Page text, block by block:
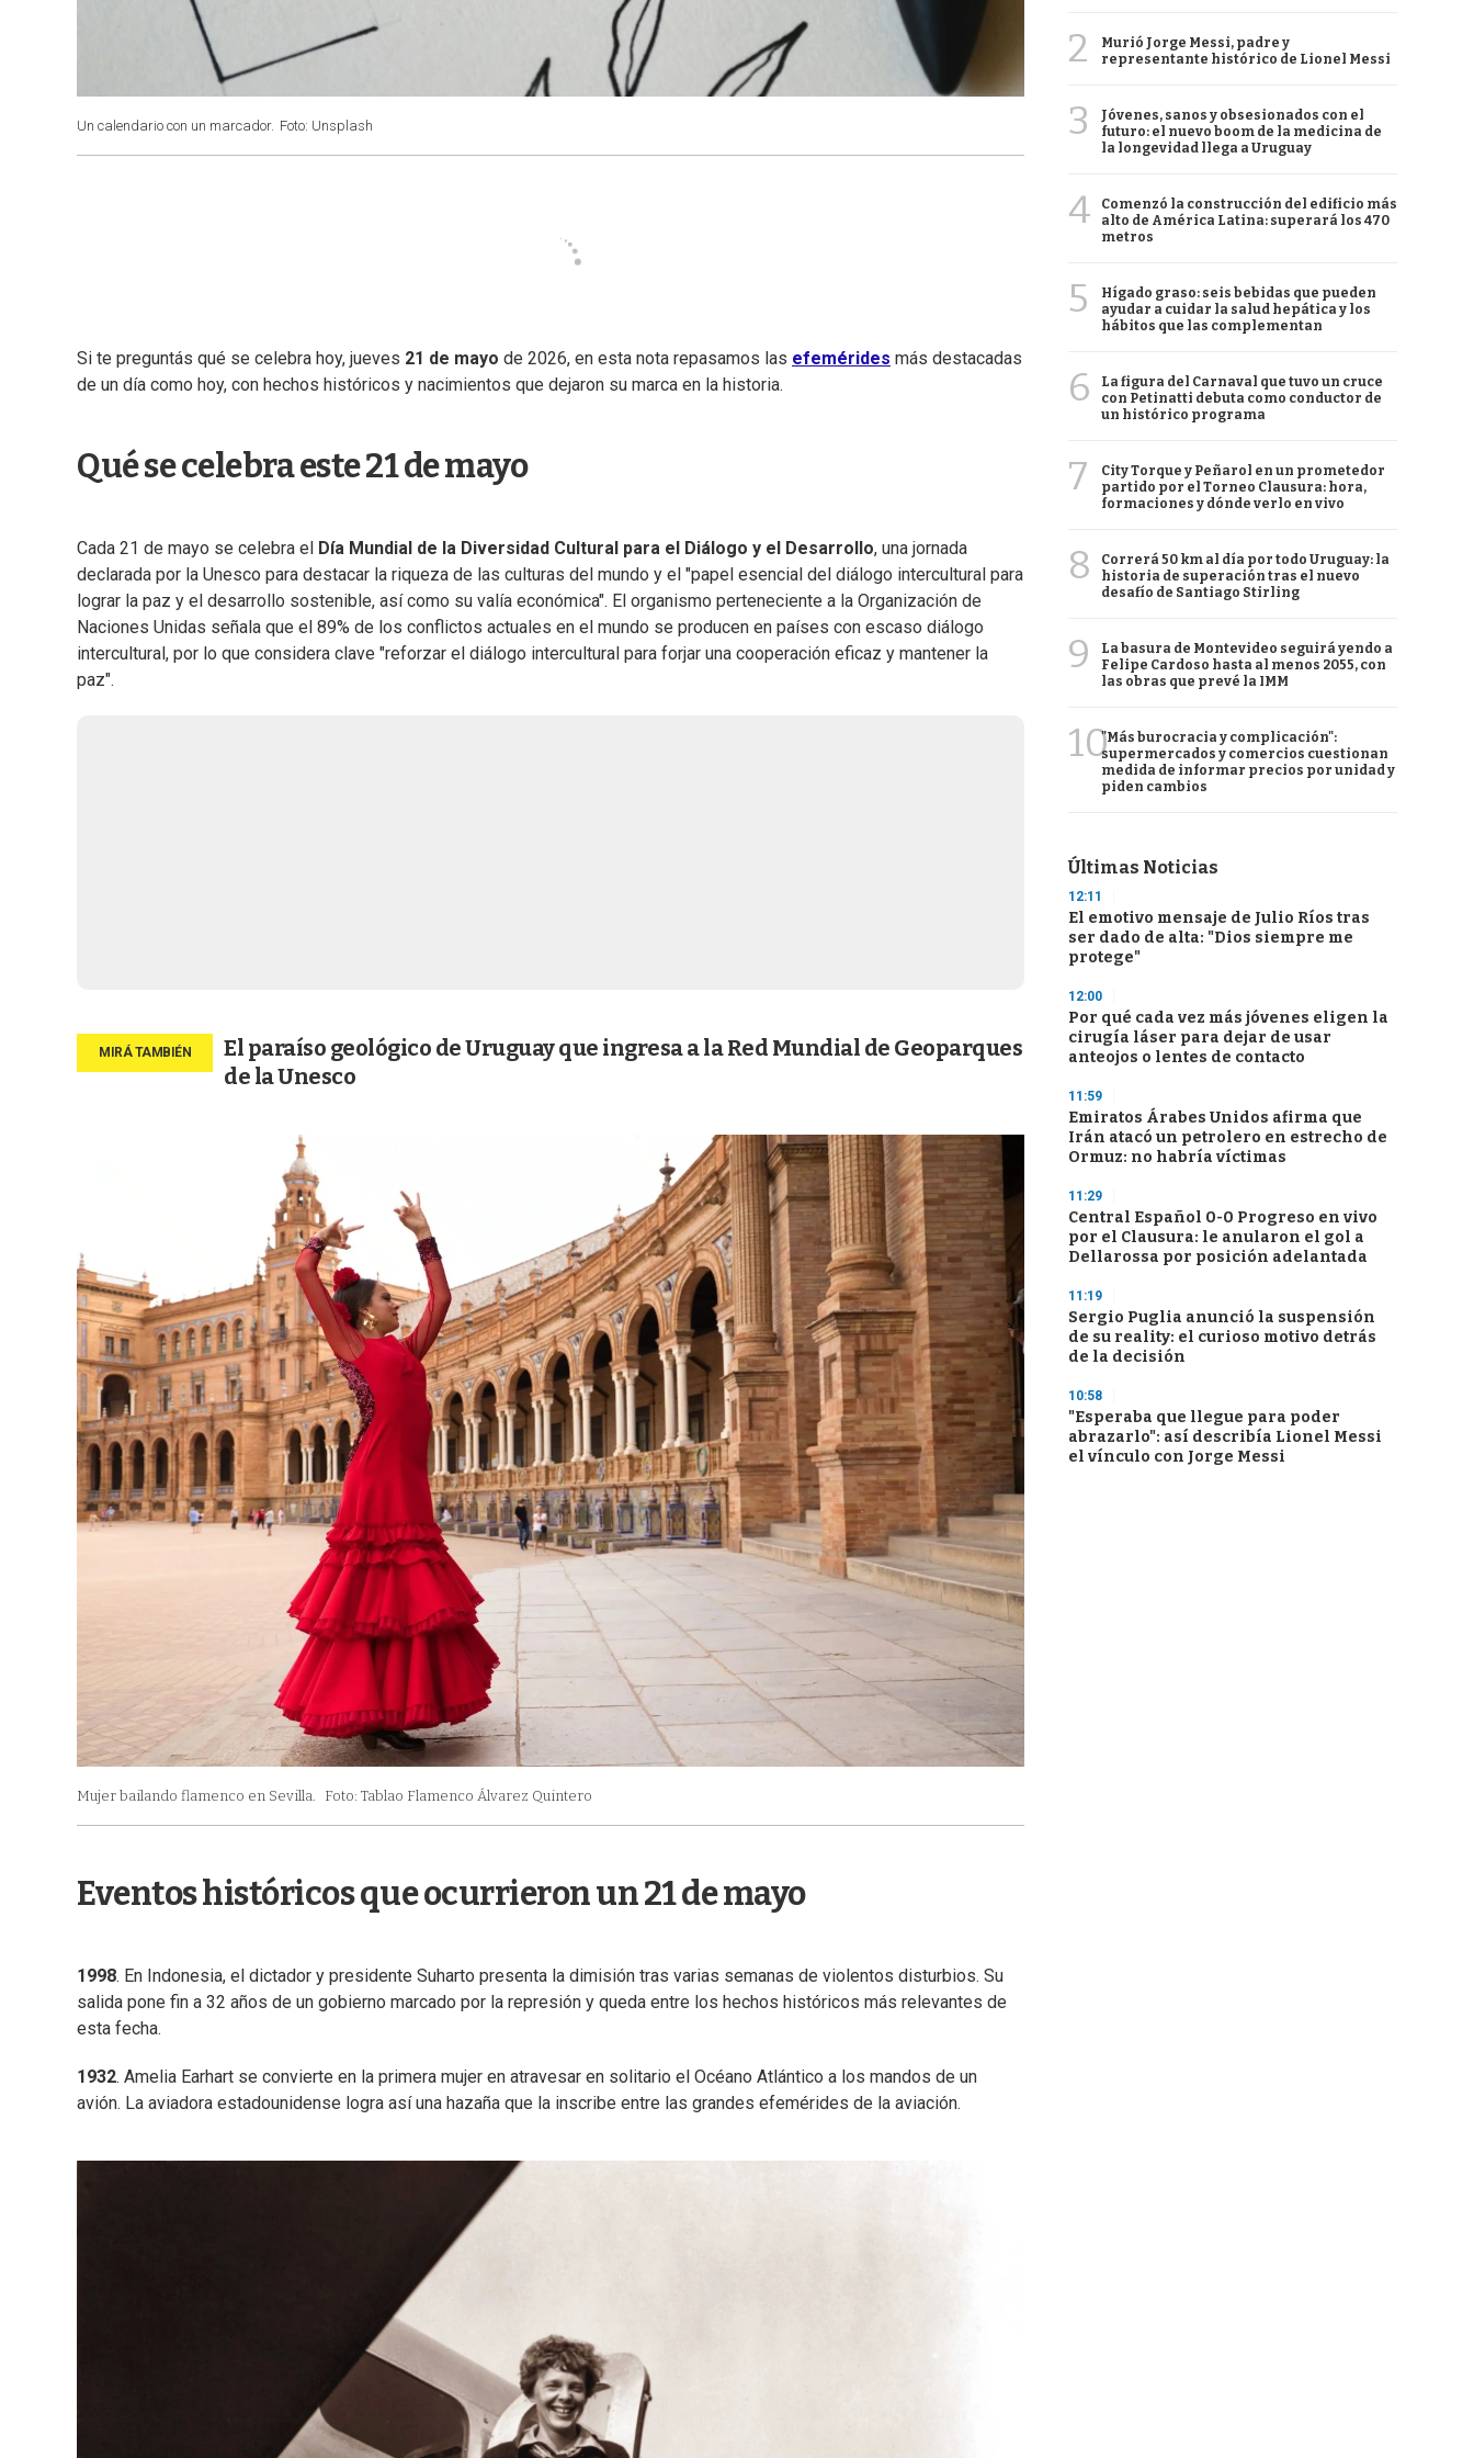
Un calendario con un marcador. Foto: Unsplash
Si te preguntás qué se celebra hoy, jueves 21 de mayo de 2026, en esta nota repasamos las efemérides más destacadas
de un día como hoy, con hechos históricos y nacimientos que dejaron su marca en la historia.
Qué se celebra este 21 de mayo
Cada 21 de mayo se celebra el Día Mundial de la Diversidad Cultural para el Diálogo y el Desarrollo, una jornada
declarada por la Unesco para destacar la riqueza de las culturas del mundo y el "papel esencial del diálogo intercultural para
lograr la paz y el desarrollo sostenible, así como su valía económica". El organismo perteneciente a la Organización de
Naciones Unidas señala que el 89% de los conflictos actuales en el mundo se producen en países con escaso diálogo
intercultural, por lo que considera clave "reforzar el diálogo intercultural para forjar una cooperación eficaz y mantener la
paz".
El paraíso geológico de Uruguay que ingresa a la Red Mundial de Geoparques
de la Unesco
Mujer bailando flamenco en Sevilla. Foto: Tablao Flamenco Álvarez Quintero
Eventos históricos que ocurrieron un 21 de mayo
1998. En Indonesia, el dictador y presidente Suharto presenta la dimisión tras varias semanas de violentos disturbios. Su
salida pone fin a 32 años de un gobierno marcado por la represión y queda entre los hechos históricos más relevantes de
esta fecha.
1932. Amelia Earhart se convierte en la primera mujer en atravesar en solitario el Océano Atlántico a los mandos de un
avión. La aviadora estadounidense logra así una hazaña que la inscribe entre las grandes efemérides de la aviación.
2
Murió Jorge Messi, padre y
representante histórico de Lionel Messi
3
Jóvenes, sanos y obsesionados con el
futuro: el nuevo boom de la medicina de
la longevidad llega a Uruguay
4
Comenzó la construcción del edificio más
alto de América Latina: superará los 470
metros
5
Hígado graso: seis bebidas que pueden
ayudar a cuidar la salud hepática y los
hábitos que las complementan
6
La figura del Carnaval que tuvo un cruce
con Petinatti debuta como conductor de
un histórico programa
7
City Torque y Peñarol en un prometedor
partido por el Torneo Clausura: hora,
formaciones y dónde verlo en vivo
8
Correrá 50 km al día por todo Uruguay: la
historia de superación tras el nuevo
desafío de Santiago Stirling
9
La basura de Montevideo seguirá yendo a
Felipe Cardoso hasta al menos 2055, con
las obras que prevé la IMM
10"Más burocracia y complicación":
supermercados y comercios cuestionan
medida de informar precios por unidad y
piden cambios
Últimas Noticias
12:11
El emotivo mensaje de Julio Ríos tras
ser dado de alta: "Dios siempre me
protege"
12:00
Por qué cada vez más jóvenes eligen la
cirugía láser para dejar de usar
anteojos o lentes de contacto
11:59
Emiratos Árabes Unidos afirma que
Irán atacó un petrolero en estrecho de
Ormuz: no habría víctimas
11:29
Central Español 0-0 Progreso en vivo
por el Clausura: le anularon el gol a
Dellarossa por posición adelantada
11:19
Sergio Puglia anunció la suspensión
de su reality: el curioso motivo detrás
de la decisión
10:58
"Esperaba que llegue para poder
abrazarlo": así describía Lionel Messi
el vínculo con Jorge Messi